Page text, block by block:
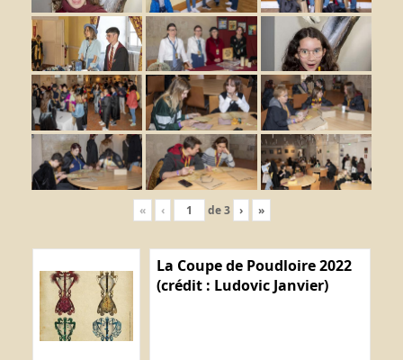
« ‹ de3 › »
La Coupe de Poudloire 2022
(crédit : Ludovic Janvier)